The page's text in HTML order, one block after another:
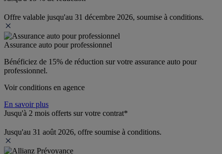
Offre valable jusqu'au 31 décembre 2026, soumise à conditions.
Assurance auto pour professionnel
Bénéficiez de 15% de réduction sur votre assurance auto pour
professionnel.
Voir conditions en agence
En savoir plus
Jusqu'à 2 mois offerts sur votre contrat*
Jusqu'au 31 août 2026, offre soumise à conditions.